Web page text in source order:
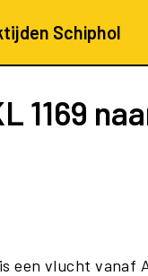
Schiphol
1169
is een vlucht vanaf